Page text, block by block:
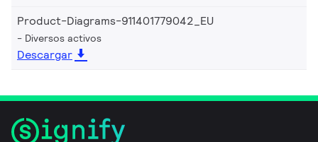
Product-Diagrams-911401779042_EU
Diversos activos
Descargar